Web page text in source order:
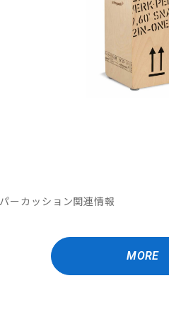
ーカッション関連情報
MORE